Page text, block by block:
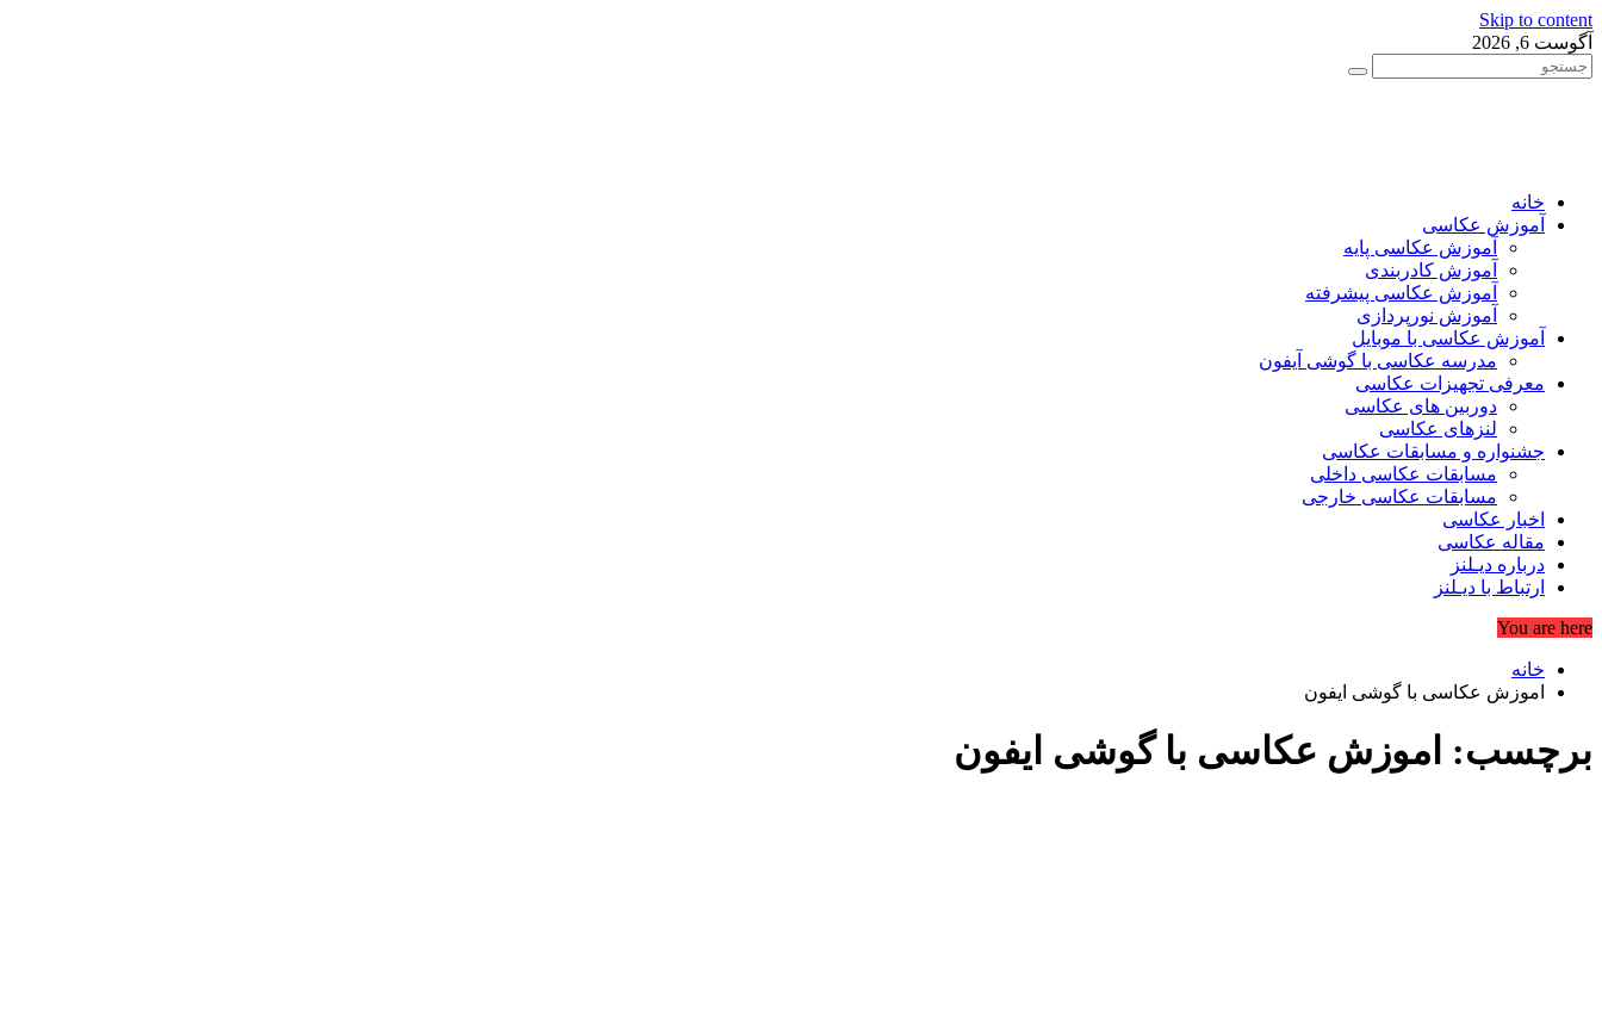
Skip to content
آگوست 6, 2026
خانه
آموزش عکاسی
آموزش عکاسی پایه
آموزش کادربندی
آموزش عکاسی پیشرفته
آموزش نورپردازی
آموزش عکاسی با موبایل
مدرسه عکاسی با گوشی آیفون
معرفی تجهیزات عکاسی
دوربین های عکاسی
لنزهای عکاسی
جشنواره و مسابقات عکاسی
مسابقات عکاسی داخلی
مسابقات عکاسی خارجی
اخبار عکاسی
مقاله عکاسی
درباره دیـلنز
ارتباط با دیـلنز
You are here
خانه
اموزش عکاسی با گوشی ایفون
برچسب: اموزش عکاسی با گوشی ایفون